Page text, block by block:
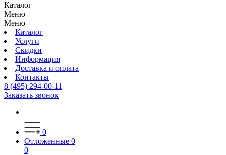
Каталог
Меню
Меню
Каталог
Услуги
Скидки
Информация
Доставка и оплата
Контакты
8 (495) 294-00-11
Заказать звонок
0
Отложенные 0
0